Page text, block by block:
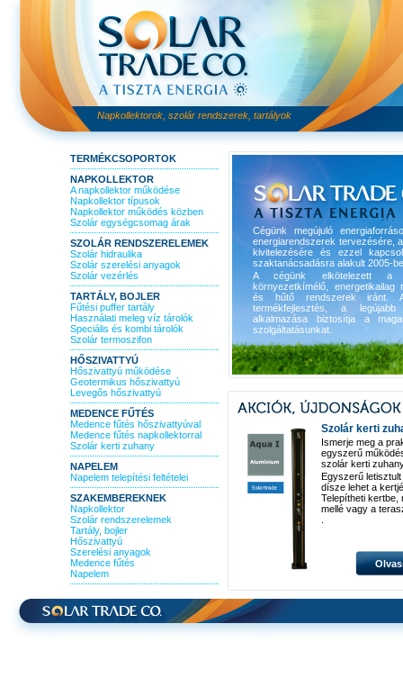
Napkollektorok, szolár rendszerek, tartályok
TERMÉKCSOPORTOK
NAPKOLLEKTOR
A napkollektor működése
Napkollektor típusok
Napkollektor működés közben
Szolár egységcsomag árak
SZOLÁR RENDSZERELEMEK
Szolár hidraulika
Szolár szerelési anyagok
Szolár vezérlés
TARTÁLY, BOJLER
Fűtési puffer tartály
Használati meleg víz tárolók
Speciális és kombi tárolók
Szolár termoszifon
HŐSZIVATTYÚ
Hőszivattyú működése
Geotermikus hőszivattyú
Levegős hőszivattyú
MEDENCE FŰTÉS
Medence fűtés hőszivattyúval
Medence fűtés napkollektorral
Szolár kerti zuhany
NAPELEM
Napelem telepítési feltételei
SZAKEMBEREKNEK
Napkollektor
Szolár rendszerelemek
Tartály, bojler
Hőszivattyú
Szerelési anyagok
Medence fűtés
Napelem
Cégünk megújuló
energiarendszerek tervezésére,
kivitelezésére és ezzel
szaktanácsadásra alakult 2005-
A cégünk elkötelezett a
környezetkímélő, energetikailag
és hűtő rendszerek iránt.
termékfejlesztés, a legújabb
alkalmazása biztosítja a
szolgáltatásunkat.
Szolár kerti
Ismerje meg a
egyszerű
szolár kerti
Egyszerű
dísze lehet a
Telepítheti kertbe,
mellé vagy a